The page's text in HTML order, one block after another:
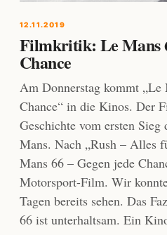
12.11.2019
Filmkritik: Le Mans
Chance
Am Donnerstag kommt „Le
Chance“ in die Kinos. Der
Geschichte vom ersten
Mans. Nach „Rush – Alles
Mans 66 – Gegen jede
Motorsport-Film. Wir
Tagen bereits sehen. Das
66 ist unterhaltsam. Ein